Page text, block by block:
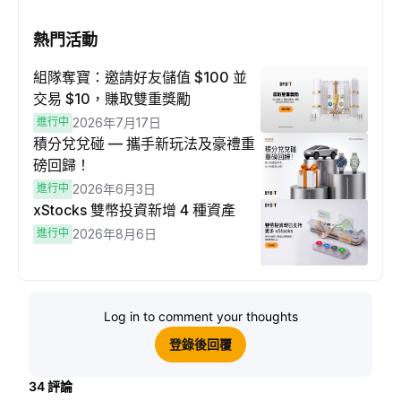
熱門活動
組隊奪寶：邀請好友儲值 $100 並
交易 $10，賺取雙重獎勵
進行中 2026年7月17日
積分兌兌碰 — 攜手新玩法及豪禮重
磅回歸！
進行中 2026年6月3日
xStocks 雙幣投資新增 4 種資產
進行中 2026年8月6日
Log in to comment your thoughts
登錄後回覆
34評論